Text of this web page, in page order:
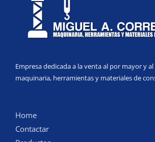
Empresa dedicada a la venta al por mayor y
maquinaria, herramientas y materiales de
Home
Contactar